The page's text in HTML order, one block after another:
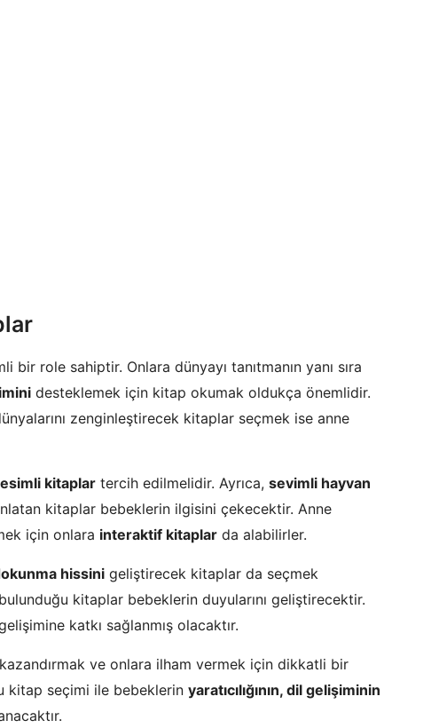
bir role sahiptir. Onlara dünyayı tanıtmanın yanı sıra
desteklemek için kitap okumak oldukça önemlidir.
zenginleştirecek kitaplar seçmek ise anne
kitaplar tercih edilmelidir. Ayrıca, sevimli hayvan
kitaplar bebeklerin ilgisini çekecektir. Anne
için onlara interaktif kitaplar da alabilirler.
hissini geliştirecek kitaplar da seçmek
bulunduğu kitaplar bebeklerin duyularını geliştirecektir.
katkı sağlanmış olacaktır.
ve onlara ilham vermek için dikkatli bir
kitap seçimi ile bebeklerin yaratıcılığının, dil gelişiminin